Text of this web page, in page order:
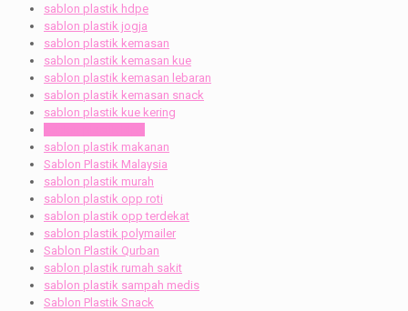
sablon plastik hdpe
sablon plastik jogja
sablon plastik kemasan
sablon plastik kemasan kue
sablon plastik kemasan lebaran
sablon plastik kemasan snack
sablon plastik kue kering
sablon plastik makanan
Sablon Plastik Malaysia
sablon plastik murah
sablon plastik opp roti
sablon plastik opp terdekat
sablon plastik polymailer
Sablon Plastik Qurban
sablon plastik rumah sakit
sablon plastik sampah medis
Sablon Plastik Snack